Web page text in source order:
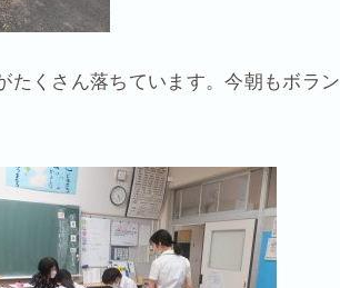
たくさん落ちています。今朝もボラン